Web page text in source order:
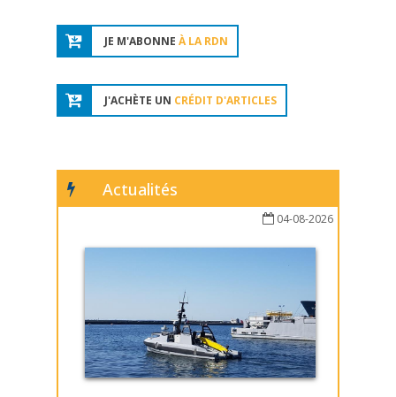
JE M'ABONNE À LA RDN
J'ACHÈTE UN CRÉDIT D'ARTICLES
Actualités
04-08-2026